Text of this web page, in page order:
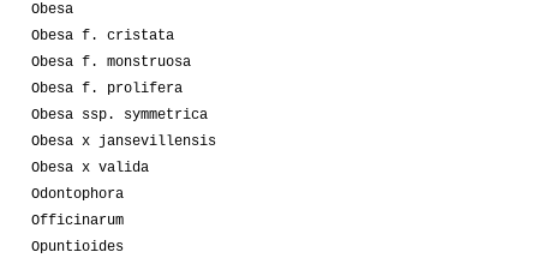
Obesa
Obesa f. cristata
Obesa f. monstruosa
Obesa f. prolifera
Obesa ssp. symmetrica
Obesa x jansevillensis
Obesa x valida
Odontophora
Officinarum
Opuntioides